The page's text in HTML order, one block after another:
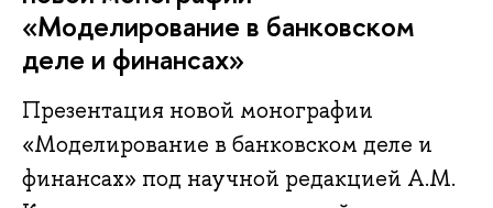
«Моделирование в банковском
деле и финансах»
Презентация новой монографии
«Моделирование в банковском деле и
финансах» под научной редакцией А.М.